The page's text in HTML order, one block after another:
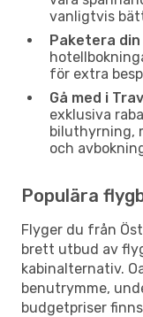
vanligtvis
Paketera din
för extra
Gå med i
exklusiva
biluthyrning,
och
Populära
Flyger du från
brett utbud av
kabinalternativ.
benutrymme,
budgetpriser